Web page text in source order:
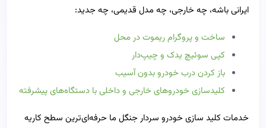
ایرانی باشه، چه خارجی، چه مدل قدیمی، چه جدید:
ساخت و پروگرام ریموت در محل
کپی سوئیچ یدک و چیپ‌دار
باز کردن درب خودرو بدون آسیب
کلیدسازی خودروهای خارجی و داخلی با دستگاه‌های پیشرفته
خدمات کلید سازی خودرو سردار جنگل ما حرفه‌ای‌ترین سطح کاریه